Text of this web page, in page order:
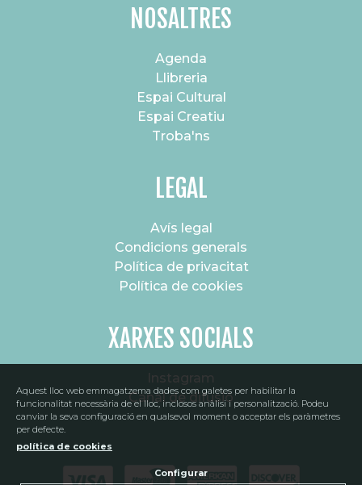
NOSALTRES
Agenda
Llibreria
Espai Cultural
Espai Creatiu
Troba'ns
LEGAL
Avís legal
Condicions generals
Política de privacitat
Política de cookies
XARXES SOCIALS
Canal de difusió
Aquest lloc web emmagatzema dades com galetes per habilitar la
funcionalitat necessària de el lloc, inclosos anàlisi i personalització. Podeu
canviar la seva configuració en qualsevol moment o acceptar els paràmetres
per defecte.
política de cookies
Configurar